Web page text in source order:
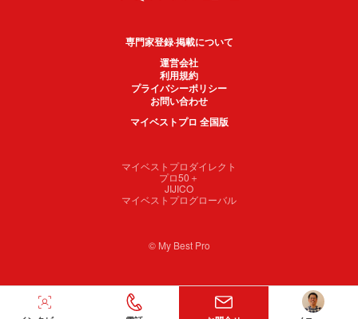
専門家登録·掲載について
運営会社
利用規約
プライバシーポリシー
お問い合わせ
マイベストプロ 全国版
マイベストプロダイレクト
プロ50＋
JIJICO
マイベストプログローバル
© My Best Pro